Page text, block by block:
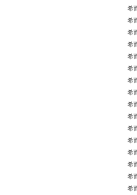
希
希
希
希
希
希
希
希
希
希
希
希
希
希
希
希